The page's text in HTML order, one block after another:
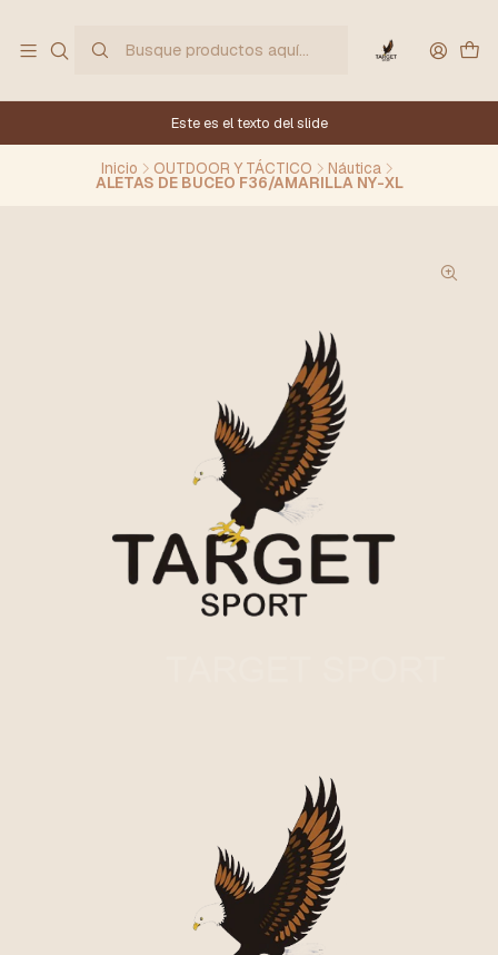
Este es el texto del slide
Inicio OUTDOOR Y TÁCTICO Náutica
ALETAS DE BUCEO F36/AMARILLA NY-XL